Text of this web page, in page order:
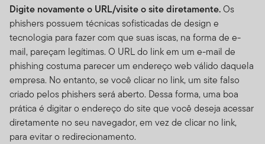
Digite novamente o URL/visite o site diretamente.Os
phishers possuem técnicas sofisticadas de design e
tecnologia para fazer com que suas iscas, na forma de e-
mail, pareçam legítimas. O URL do link em um e-mail de
phishing costuma parecer um endereço web válido daquela
empresa. No entanto, se você clicar no link, um site falso
criado pelos phishers será aberto. Dessa forma, uma boa
prática é digitar o endereço do site que você deseja acessar
diretamente no seu navegador, em vez de clicar no link,
para evitar o redirecionamento.